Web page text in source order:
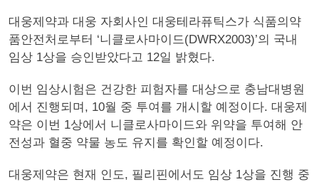
대웅제약과 대웅 자회사인 대웅테라퓨틱스가 식품의약
품안전처로부터 ‘니클로사마이드(DWRX2003)’의 국내
임상 1상을 승인받았다고 12일 밝혔다.
이번 임상시험은 건강한 피험자를 대상으로 충남대병원
에서 진행되며, 10월 중 투여를 개시할 예정이다. 대웅제
약은 이번 1상에서 니클로사마이드와 위약을 투여해 안
전성과 혈중 약물 농도 유지를 확인할 예정이다.
대웅제약은 현재 인도, 필리핀에서도 임상 1상을 진행 중